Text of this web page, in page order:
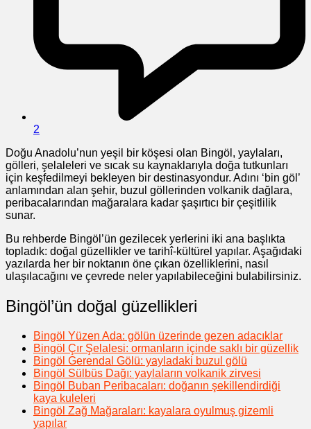
2
Doğu Anadolu’nun yeşil bir köşesi olan Bingöl, yaylaları,
gölleri, şelaleleri ve sıcak su kaynaklarıyla doğa tutkunları
için keşfedilmeyi bekleyen bir destinasyondur. Adını ‘bin göl’
anlamından alan şehir, buzul göllerinden volkanik dağlara,
peribacalarından mağaralara kadar şaşırtıcı bir çeşitlilik
sunar.
Bu rehberde Bingöl’ün gezilecek yerlerini iki ana başlıkta
topladık: doğal güzellikler ve tarihî-kültürel yapılar. Aşağıdaki
yazılarda her bir noktanın öne çıkan özelliklerini, nasıl
ulaşılacağını ve çevrede neler yapılabileceğini bulabilirsiniz.
Bingöl’ün doğal güzellikleri
Bingöl Yüzen Ada: gölün üzerinde gezen adacıklar
Bingöl Çır Şelalesi: ormanların içinde saklı bir güzellik
Bingöl Gerendal Gölü: yayladaki buzul gölü
Bingöl Sülbüs Dağı: yaylaların volkanik zirvesi
Bingöl Buban Peribacaları: doğanın şekillendirdiği
kaya kuleleri
Bingöl Zağ Mağaraları: kayalara oyulmuş gizemli
yapılar